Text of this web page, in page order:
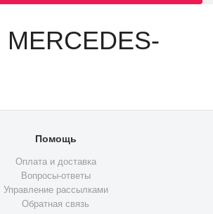
Помощь
Оплата и доставка
Вопросы-ответы
Управление рассылками
Обратная связь